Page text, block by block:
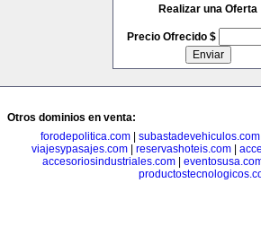
Realizar una Oferta
Precio Ofrecido $
Otros dominios en venta:
forodepolitica.com| subastadevehiculos.com
viajesypasajes.com
reservashoteis.com
accesoriosindustriales.com